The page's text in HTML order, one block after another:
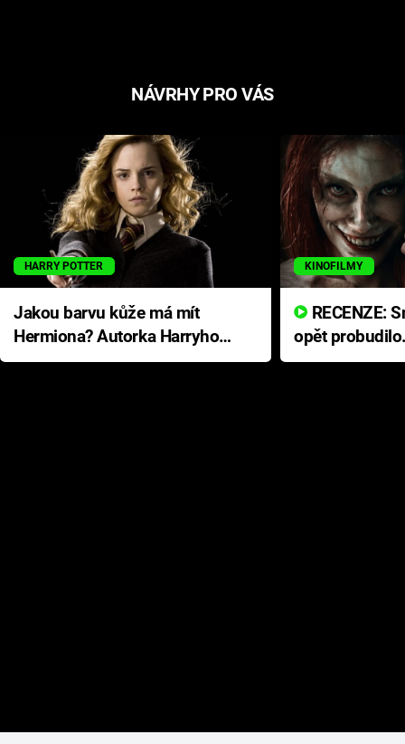
NÁVRHY PRO VÁS
HARRY POTTER
Jakou barvu kůže má mít
Hermiona? Autorka Harryho
Pottera přišla s ráznou
KINOFILMY
opět
přichází s